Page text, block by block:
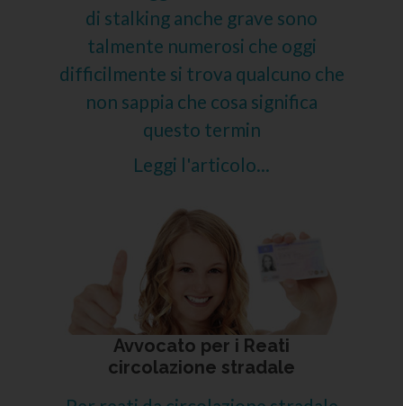
di stalking anche grave sono
talmente numerosi che oggi
difficilmente si trova qualcuno che
non sappia che cosa significa
questo termin
Leggi l'articolo...
Avvocato per i Reati
circolazione stradale